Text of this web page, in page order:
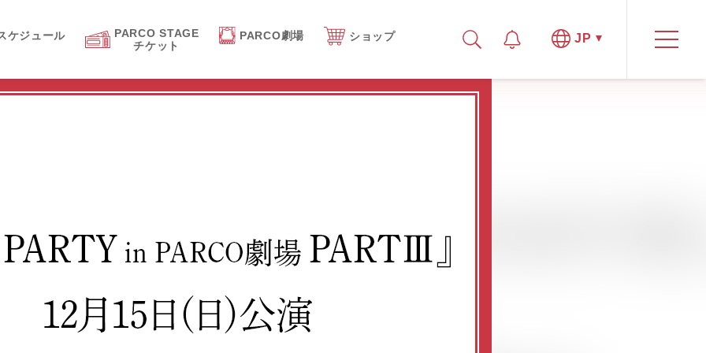
ケジュール
PARCO STAGE
チケット
PARCO劇場 ショップ JP